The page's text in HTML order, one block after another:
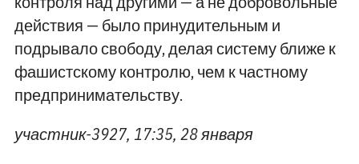
действия — было принудительным и
подрывало свободу, делая систему ближе к
фашистскому контролю, чем к частному
предпринимательству.
участник-3927, 17:35, 28 января